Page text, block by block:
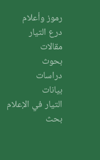
رموز وأعلام
درع التيار
مقالات
بحوث
دراسات
بيانات
التيار في الإعلام
بحث